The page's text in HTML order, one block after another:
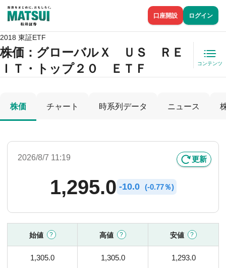
口座開設 ログイン
2018 東証ETF
株価 ：グローバルＸ ＵＳ ＲＥ
ＩＴ・トップ２０ ＥＴＦ
コンテンツ
株価 チャート 時系列データ ニュース
2026/8/7 11:19 更新
1,295.0 -10.0 (-0.77％)
始値 高値 安値
1,305.0 1,305.0 1,293.0